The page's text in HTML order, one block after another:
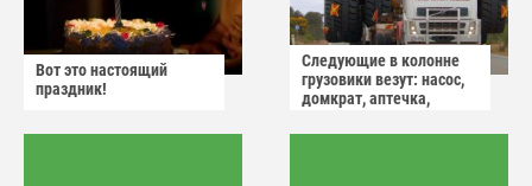
Вот это настоящий
праздник!
Следующие в колонне
грузовики везут: насос,
домкрат, аптечка,